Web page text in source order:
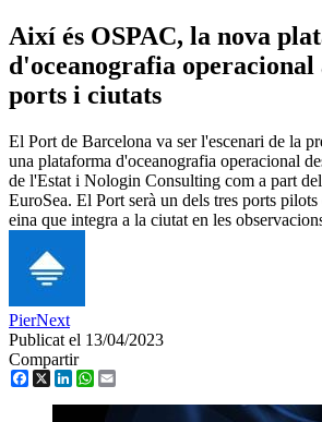
Així és OSPAC, la nova
d'oceanografia operacional
ports i ciutats
El Port de Barcelona va ser l'escenari de la
una plataforma d'oceanografia operacional
de l'Estat i Nologin Consulting com a part
EuroSea. El Port serà un dels tres ports pilots
eina que integra a la ciutat en les
PierNext
Publicat el 13/04/2023
Compartir
Facebook
X LinkedInWhatsApp